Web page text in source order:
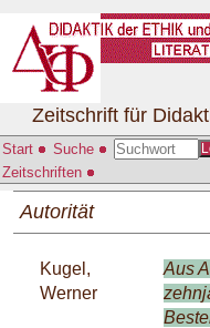
Start Suche
Zeitschriften
Zeitschrift für
Autorität
Kugel,
Werner
Aus